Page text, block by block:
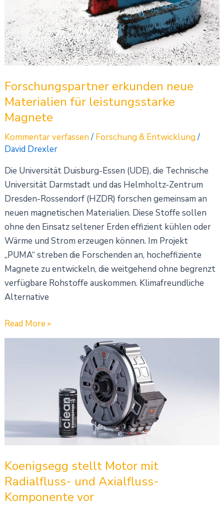
Forschungspartner erkunden neue
Materialien für leistungsstarke
Magnete
Kommentar verfassen/ Forschung & Entwicklung/
David Drexler
Die Universität Duisburg-Essen (UDE), die Technische
Universität Darmstadt und das Helmholtz-Zentrum
Dresden-Rossendorf (HZDR) forschen gemeinsam an
neuen magnetischen Materialien. Diese Stoffe sollen
ohne den Einsatz seltener Erden effizient kühlen oder
Wärme und Strom erzeugen können. Im Projekt
„PUMA“ streben die Forschenden an, hocheffiziente
Magnete zu entwickeln, die weitgehend ohne begrenzt
verfügbare Rohstoffe auskommen. Klimafreundliche
Alternative
Materialien
für
leistungsstarke
Magnete
Read More »
Koenigsegg stellt Motor mit
Radialfluss- und Axialfluss-
Komponente vor
Axialfluss-
Komponente